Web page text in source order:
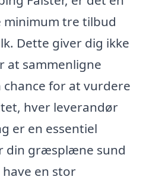
tre tilbud
Dette giver dig ikke
at sammenligne
chance for at vurdere
hver leverandør
er en essentiel
din græsplæne sund
en stor